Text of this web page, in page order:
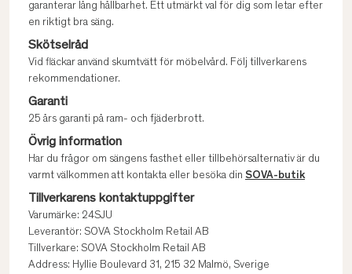
garanterar lång hållbarhet. Ett utmärkt val för dig som letar efter
en riktigt bra säng.
Skötselråd
Vid fläckar använd skumtvätt för möbelvård. Följ tillverkarens
rekommendationer.
Garanti
25 års garanti på ram- och fjäderbrott.
Övrig information
Har du frågor om sängens fasthet eller tillbehörsalternativ är du
varmt välkommen att kontakta eller besöka din SOVA-butik
Tillverkarens kontaktuppgifter
Varumärke: 24SJU
Leverantör: SOVA Stockholm Retail AB
Tillverkare: SOVA Stockholm Retail AB
Address: Hyllie Boulevard 31, 215 32 Malmö, Sverige